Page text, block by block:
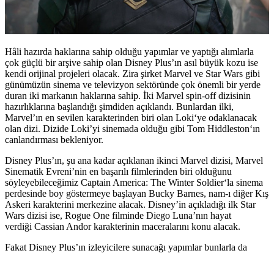
Hâli hazırda haklarına sahip olduğu yapımlar ve yaptığı alımlarla
çok güçlü bir arşive sahip olan Disney Plus’ın asıl büyük kozu ise
kendi orijinal projeleri olacak. Zira şirket Marvel ve Star Wars gibi
günümüzün sinema ve televizyon sektöründe çok önemli bir yerde
duran iki markanın haklarına sahip. İki Marvel spin-off dizisinin
hazırlıklarına başlandığı şimdiden açıklandı. Bunlardan ilki,
Marvel’ın en sevilen karakterinden biri olan Loki‘ye odaklanacak
olan dizi. Dizide Loki’yi sinemada olduğu gibi Tom Hiddleston‘ın
canlandırması bekleniyor.
Disney Plus’ın, şu ana kadar açıklanan ikinci Marvel dizisi, Marvel
Sinematik Evreni’nin en başarılı filmlerinden biri olduğunu
söyleyebileceğimiz Captain America: The Winter Soldier‘la sinema
perdesinde boy göstermeye başlayan Bucky Barnes, nam-ı diğer Kış
Askeri karakterini merkezine alacak. Disney’in açıkladığı ilk Star
Wars dizisi ise, Rogue One filminde Diego Luna’nın hayat
verdiği Cassian Andor karakterinin maceralarını konu alacak.
Fakat Disney Plus’ın izleyicilere sunacağı yapımlar bunlarla da